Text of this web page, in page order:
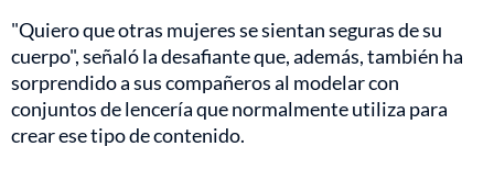
"Quiero que otras mujeres se sientan seguras de su
cuerpo", señaló la desafiante que, además, también ha
sorprendido a sus compañeros al modelar con
conjuntos de lencería que normalmente utiliza para
crear ese tipo de contenido.